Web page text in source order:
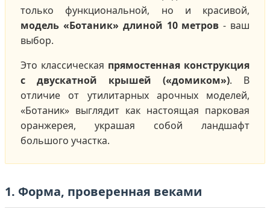
только функциональной, но и красивой,
модель «Ботаник» длиной 10 метров - ваш
выбор.
Это классическая прямостенная конструкция
с двускатной крышей («домиком»). В
отличие от утилитарных арочных моделей,
«Ботаник» выглядит как настоящая парковая
оранжерея, украшая собой ландшафт
большого участка.
1. Форма, проверенная веками